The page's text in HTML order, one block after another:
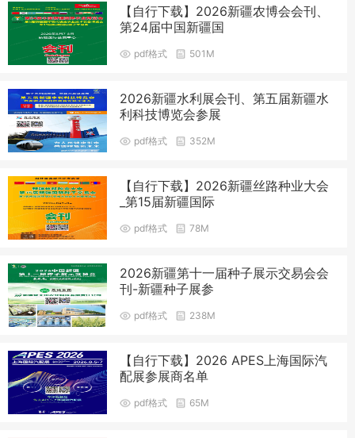
【自行下载】2026新疆农博会会刊、
第24届中国新疆国
pdf格式 501M
2026新疆水利展会刊、第五届新疆水
利科技博览会参展
pdf格式 352M
【自行下载】2026新疆丝路种业大会
_第15届新疆国际
pdf格式 78M
2026新疆第十一届种子展示交易会会
刊-新疆种子展参
pdf格式 238M
【自行下载】2026 APES上海国际汽
配展参展商名单
pdf格式 65M